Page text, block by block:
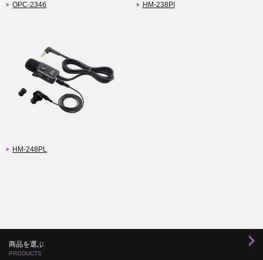
OPC-2346 HM-238PI
HM-248PL
商品を選ぶ
PRODUCTS